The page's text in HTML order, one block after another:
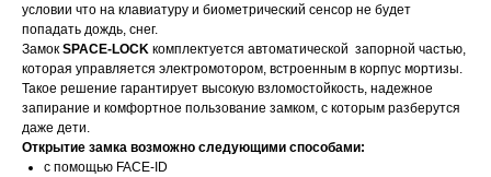
условии что на клавиатуру и биометрический сенсор не будет
попадать дождь, снег.
Замок SPACE-LOCK комплектуется автоматической запорной частью,
которая управляется электромотором, встроенным в корпус мортизы.
Такое решение гарантирует высокую взломостойкость, надежное
запирание и комфортное пользование замком, с которым разберутся
даже дети.
Открытие замка возможно следующими способами:
с помощью FACE-ID